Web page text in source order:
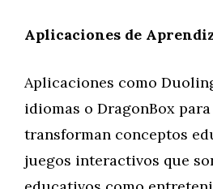
Aplicaciones de
Aplicaciones como
idiomas o DragonBox
transforman conceptos
juegos interactivos que